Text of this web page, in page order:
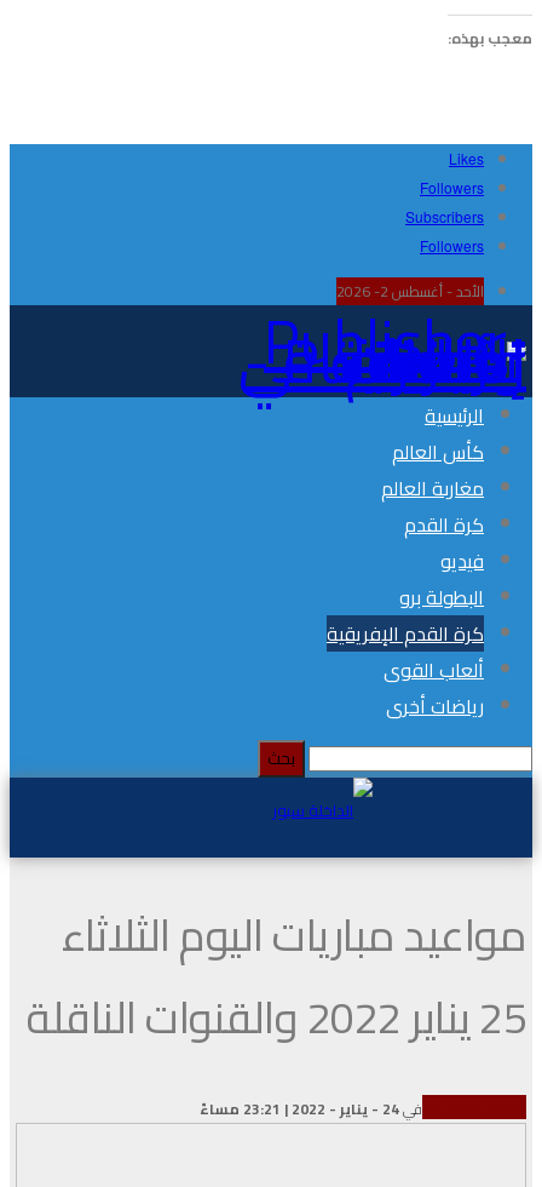
معجب بهذه:
Likes
Followers
Subscribers
Followers
الأحد - أغسطس 2- 2026
Publisher - تغطية إخبارية لكافة الأحداث الرياضية في المغرب والعالم.
الرئيسية
كأس العالم
مغاربة العالم
كرة القدم
فيديو
البطولة برو
كرة القدم الإفريقية
ألعاب القوى
رياضات أخرى
مواعيد مباريات اليوم الثلاثاء
25 يناير 2022 والقنوات الناقلة
في24 - يناير - 2022 | 23:21 مساءً